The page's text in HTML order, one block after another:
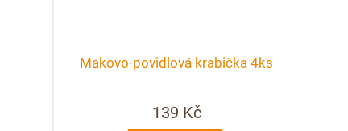
Makovo-povidlová krabička 4ks
139 Kč